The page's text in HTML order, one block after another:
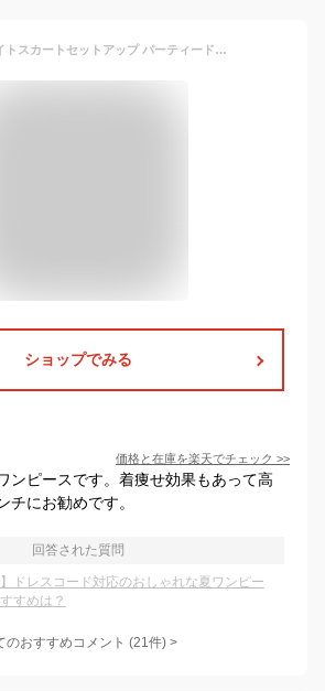
ママスーツ タイトスカートセットアップ パーティードレス 結婚式 フォーマル セレモニー 七五三 お宮参り 入学式 卒業式 きれいめ 上品 50代 40代 30代 ミセス レディース 春秋 親族 母親 服装 女性 オフィスカジュアル 通勤 即日発送 プレゼント ギフト
ショップでみる
価格と在庫を楽天でチェック >>
ンピースです。着痩せ効果もあって高
チにお勧めです。
回答された質問
ドレスコード対応のおしゃれな夏ワンピー
すめは？
のおすすめコメント (21件) >